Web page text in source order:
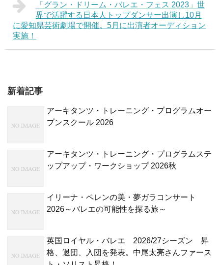
「グラン・ドリーム・バレエ・フェス 2023」世
界で活躍する日本人トップダンサー出演し10月
に愛知県芸術劇場で開催。5月に出演者オーディション
実施！
新着記事
アーキタンツ・トレーニング・プログラムオー
プンスクール 2026
アーキタンツ・トレーニング・プログラムステ
ップアップ・ワークショップ 2026秋
イリーナ・ペレンの美・夢ガラコンサート
2026～バレエの可能性を探る旅～
英国ロイヤル・バレエ 2026/27シーズン 昇
格、退団、入団を発表。中尾太亮さんファース